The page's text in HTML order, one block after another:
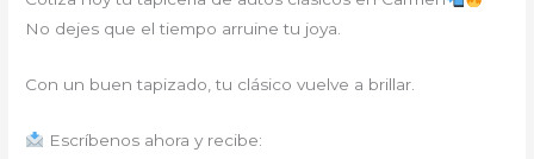
No dejes que el tiempo arruine tu joya.
Con un buen tapizado, tu clásico vuelve a brillar.
Escríbenos ahora y recibe: